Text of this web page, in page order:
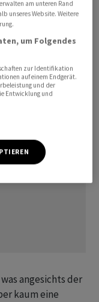
sie ihn um 0,25
Tempo bei den
als der
angesichts der
kaum eine
am unteren Rand
unseres Website. Weitere
um Folgendes
zur Identifikation
auf einem Endgerät.
und der
Entwicklung und